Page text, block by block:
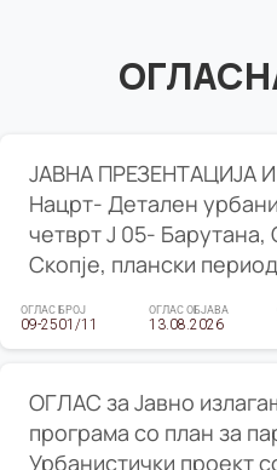
ЈАВНА ПРЕЗЕНТАЦИЈА
Нацрт- Детален
четврт Ј 05-
Скопје, плански
ОГЛАС БРОЈ
09-2501/11
ОГЛАС ОБЈАВА
13.08.2026
ОГЛАС за Јавно
програма со план за
Урбанистички проект